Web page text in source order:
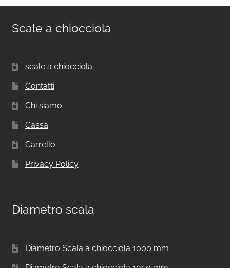
Scale a chiocciola
scale a chiocciola
Contatti
Chi siamo
Cassa
Carrello
Privacy Policy
Diametro scala
Diametro Scala a chiocciola 1000 mm